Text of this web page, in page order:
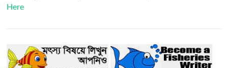
Here